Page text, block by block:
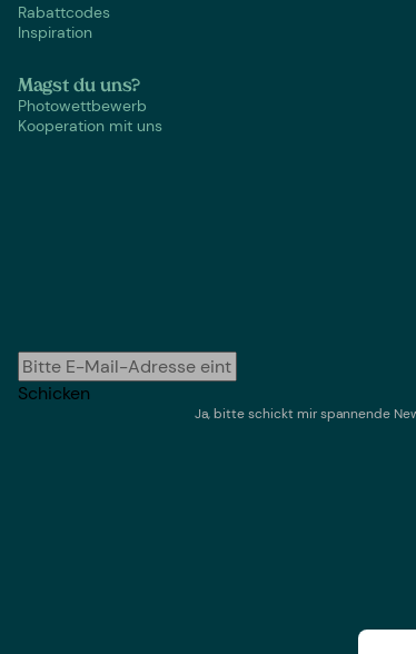
Rabattcodes
Inspiration
Magst du uns?
Photowettbewerb
Kooperation mit uns
Schicken
Ja, bitte schickt mir spannende